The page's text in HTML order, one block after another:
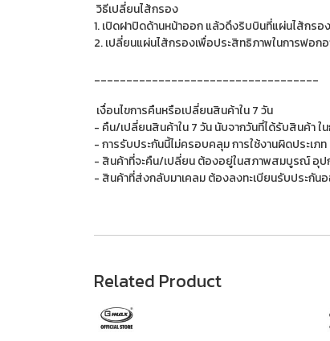
วิธีเปลี่ยนไส้กรอง
1. เปิดฝาปิดด้านหน้าออก แล้วดึงริบบินที่แผ่นไส้กร
2. เปลี่ยนแผ่นไส้กรองเพื่อประสิทธิภาพในการฟอก
___________________________________
เงื่อนไขการคืนหรือเปลี่ยนสินค้าใน 7 วัน
- คืน/เปลี่ยนสินค้าใน 7 วัน นับจากวันที่ได้รับสินค้า
- การรับประกันนี้ไม่ครอบคลุม การใช้งานผิดประเ
- สินค้าที่จะคืน/เปลี่ยน ต้องอยู่ในสภาพสมบูรณ์ อุป
- สินค้าที่ส่งกลับมาเคลม ต้องลงทะเบียนรับประกัน
Related Product